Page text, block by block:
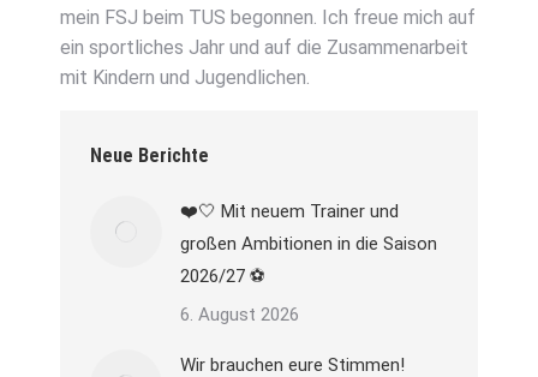
mein FSJ beim TUS begonnen. Ich freue mich auf
ein sportliches Jahr und auf die Zusammenarbeit
mit Kindern und Jugendlichen.
Neue Berichte
❤️🤍 Mit neuem Trainer und
großen Ambitionen in die Saison
2026/27 ⚽
6. August 2026
Wir brauchen eure Stimmen!